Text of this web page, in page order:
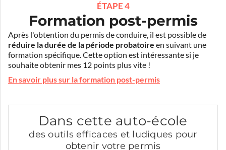
ÉTAPE 4
Formation post-permis
Après l'obtention du permis de conduire, il est possible de
réduire la durée de la période probatoire en suivant une
formation spécifique. Cette option est intéressante si je
souhaite obtenir mes 12 points plus vite !
En savoir plus sur la formation post-permis
Dans cette auto-école
des outils efficaces et ludiques pour
obtenir votre permis